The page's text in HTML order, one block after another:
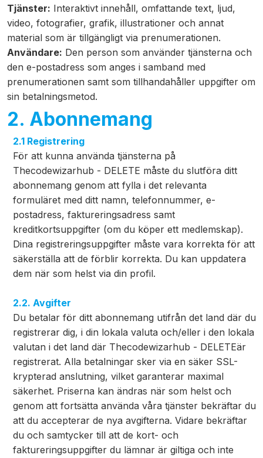
Tjänster: Interaktivt innehåll, omfattande text, ljud,
video, fotografier, grafik, illustrationer och annat
material som är tillgängligt via prenumerationen.
Användare: Den person som använder tjänsterna och
den e-postadress som anges i samband med
prenumerationen samt som tillhandahåller uppgifter om
sin betalningsmetod.
2. Abonnemang
2.1 Registrering
För att kunna använda tjänsterna på
Thecodewizarhub - DELETE måste du slutföra ditt
abonnemang genom att fylla i det relevanta
formuläret med ditt namn, telefonnummer, e-
postadress, faktureringsadress samt
kreditkortsuppgifter (om du köper ett medlemskap).
Dina registreringsuppgifter måste vara korrekta för att
säkerställa att de förblir korrekta. Du kan uppdatera
dem när som helst via din profil.
2.2. Avgifter
Du betalar för ditt abonnemang utifrån det land där du
registrerar dig, i din lokala valuta och/eller i den lokala
valutan i det land där Thecodewizarhub - DELETEär
registrerat. Alla betalningar sker via en säker SSL-
krypterad anslutning, vilket garanterar maximal
säkerhet. Priserna kan ändras när som helst och
genom att fortsätta använda våra tjänster bekräftar du
att du accepterar de nya avgifterna. Vidare bekräftar
du och samtycker till att de kort- och
faktureringsuppgifter du lämnar är giltiga och inte